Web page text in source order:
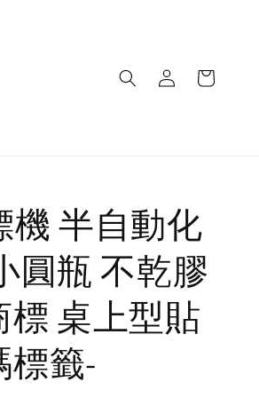
機 半自動化
圓瓶 不乾膠
標 桌上型貼
標籤-